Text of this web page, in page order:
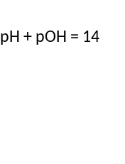
pH + pOH = 14